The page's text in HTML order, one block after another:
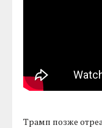
Трамп позже